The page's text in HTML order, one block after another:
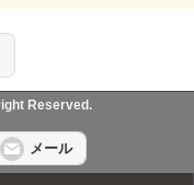
Reserved.
メール